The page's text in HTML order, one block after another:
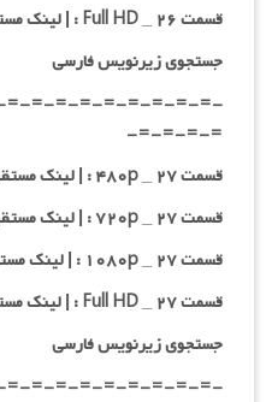
قسمت ۲۶ _ Full HD : | لینک مستقیم |
جستجوی زیرنویس فارسی
=-=-=-=-=-=-=-=-
=-=-=-=-
قسمت ۲۷ _ ۴۸۰p : | لینک مستقیم |
قسمت ۲۷ _ ۷۲۰p : | لینک مستقیم |
قسمت ۲۷ _ ۱۰۸۰p : | لینک مستقیم |
قسمت ۲۷ _ Full HD : | لینک مستقیم |
جستجوی زیرنویس فارسی
=-=-=-=-=-=-=-=-